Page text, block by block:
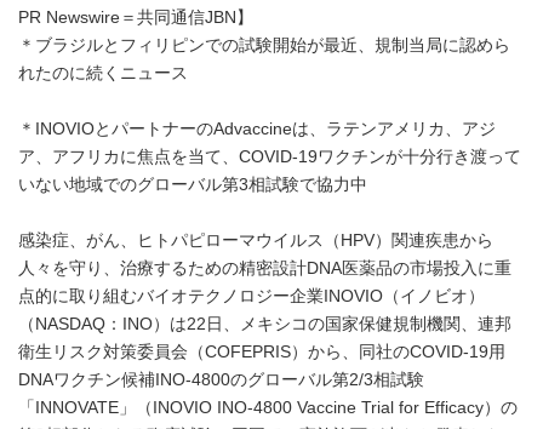
PR Newswire＝共同通信JBN】
＊ブラジルとフィリピンでの試験開始が最近、規制当局に認めら
れたのに続くニュース
＊INOVIOとパートナーのAdvaccineは、ラテンアメリカ、アジ
ア、アフリカに焦点を当て、COVID-19ワクチンが十分行き渡って
いない地域でのグローバル第3相試験で協力中
感染症、がん、ヒトパピローマウイルス（HPV）関連疾患から
人々を守り、治療するための精密設計DNA医薬品の市場投入に重
点的に取り組むバイオテクノロジー企業INOVIO（イノビオ）
（NASDAQ：INO）は22日、メキシコの国家保健規制機関、連邦
衛生リスク対策委員会（COFEPRIS）から、同社のCOVID-19用
DNAワクチン候補INO-4800のグローバル第2/3相試験
「INNOVATE」（INOVIO INO-4800 Vaccine Trial for Efficacy）の